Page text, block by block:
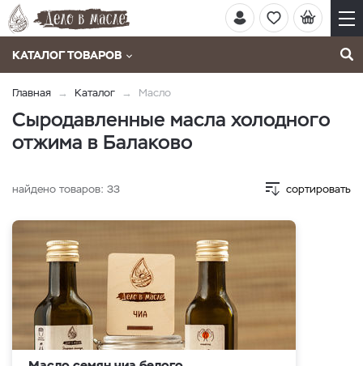
КАТАЛОГ ТОВАРОВ
Главная Каталог Масло
Сыродавленные масла холодного
отжима в Балаково
найдено товаров: 33 сортировать